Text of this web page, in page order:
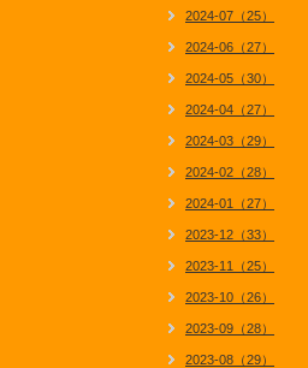
2024-07（25）
2024-06（27）
2024-05（30）
2024-04（27）
2024-03（29）
2024-02（28）
2024-01（27）
2023-12（33）
2023-11（25）
2023-10（26）
2023-09（28）
2023-08（29）